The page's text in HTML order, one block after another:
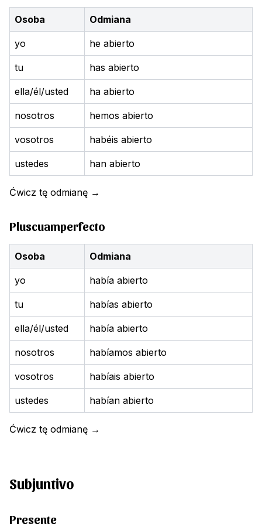
Osoba Odmiana
yo he abierto
tu has abierto
ella/él/usted ha abierto
nosotros hemos abierto
vosotros habéis abierto
ustedes han abierto
Ćwicz tę odmianę →
Pluscuamperfecto
Osoba Odmiana
yo había abierto
tu habías abierto
ella/él/usted había abierto
nosotros habíamos abierto
vosotros habíais abierto
ustedes habían abierto
Ćwicz tę odmianę →
Subjuntivo
Presente